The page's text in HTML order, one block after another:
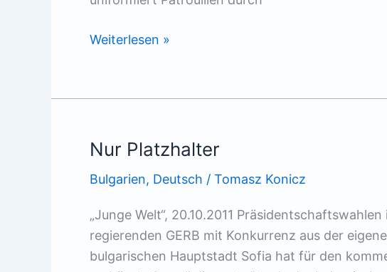
Pogrome
Weiterlesen »
Nur Platzhalter
Bulgarien, Deutsch / Tomasz Konicz
„Junge Welt“, 20.10.2011
regierenden GERB mit Konkurrenz aus der
bulgarischen Hauptstadt Sofia hat für den